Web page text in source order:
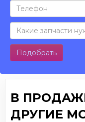
Подобрать
В
ДРУГИЕ